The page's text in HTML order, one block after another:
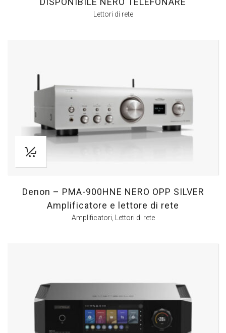
Lettori di rete
Denon – PMA-900HNE NERO OPP SILVER
Amplificatore e lettore di rete
Amplificatori Lettori di rete